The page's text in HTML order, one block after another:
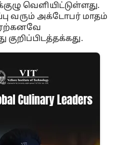
வெளியிட்டுள்ளது.
வரும் அக்டோபர் மாதம்
குறிப்பிடத்தக்கது.